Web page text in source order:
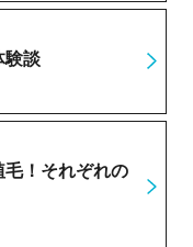
験談
毛！それぞれの